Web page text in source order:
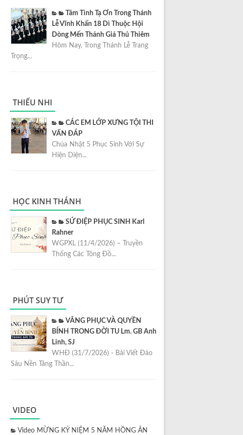
Tâm Tình Tạ Ơn Trong Thánh
Lễ Vĩnh Khấn 18 Dì Thuộc Hội
Dòng Mến Thánh Giá Thủ Thiêm
Hôm Nay, Trong Thánh Lễ Trang
Trọng...
THIẾU NHI
CÁC EM LỚP XƯNG TỘI THI
VẤN ĐÁP
Chúa Nhật 5 Phục Sinh Với Sự
Hiện Diện...
HỌC KINH THÁNH
SỨ ĐIỆP PHỤC SINH Karl
Rahner
WGPXL (11/4/2026) – Truyền
Thống Các Tông Đồ...
PHÚT SUY TƯ
VÂNG PHỤC VÀ QUYỀN
BÍNH TRONG ĐỜI TU Lm. GB Anh
Linh, SJ
WHĐ (31/7/2026) - Bài Viết Đào
Sâu Nền Tảng Thần...
VIDEO
Video MỪNG KỶ NIỆM 5 NĂM HỒNG ÂN